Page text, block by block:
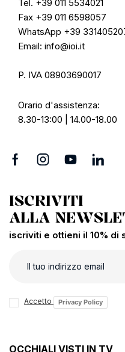
Tel. +39 011 5534021
Fax +39 011 6598057
WhatsApp +39
Email: info@ioi.it
P. IVA 08903690017
Orario d'assistenza:
8.30-13:00 | 14.00-18.00
ISCRIVITI
ALLA
iscriviti e ottieni il 10% di
Accetto Privacy Policy
OCCHIALI VISTI IN TV